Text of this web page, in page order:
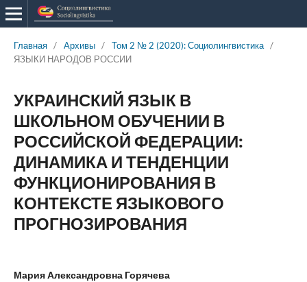
Главная / Архивы / Том 2 № 2 (2020): Социолингвистика /
ЯЗЫКИ НАРОДОВ РОССИИ
УКРАИНСКИЙ ЯЗЫК В
ШКОЛЬНОМ ОБУЧЕНИИ В
РОССИЙСКОЙ ФЕДЕРАЦИИ:
ДИНАМИКА И ТЕНДЕНЦИИ
ФУНКЦИОНИРОВАНИЯ В
КОНТЕКСТЕ ЯЗЫКОВОГО
ПРОГНОЗИРОВАНИЯ
Мария Александровна Горячева